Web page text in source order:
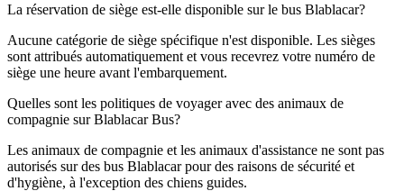
La réservation de siège est-elle disponible sur le bus Blablacar?
Aucune catégorie de siège spécifique n'est disponible. Les sièges
sont attribués automatiquement et vous recevrez votre numéro de
siège une heure avant l'embarquement.
Quelles sont les politiques de voyager avec des animaux de
compagnie sur Blablacar Bus?
Les animaux de compagnie et les animaux d'assistance ne sont pas
autorisés sur des bus Blablacar pour des raisons de sécurité et
d'hygiène, à l'exception des chiens guides.